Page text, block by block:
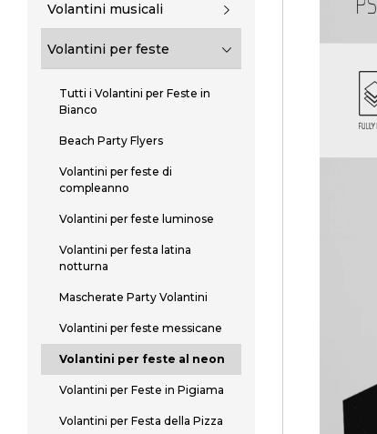
Volantini musicali
Volantini per feste
Tutti i Volantini per Feste in
Bianco
Beach Party Flyers
Volantini per feste di
compleanno
Volantini per feste luminose
Volantini per festa latina
notturna
Mascherate Party Volantini
Volantini per feste messicane
Volantini per feste al neon
Volantini per Feste in Pigiama
Volantini per Festa della Pizza